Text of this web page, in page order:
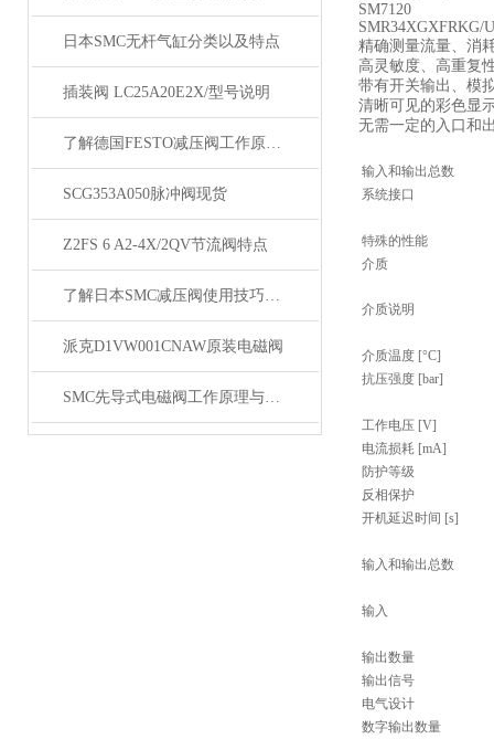
日本SMC无杆气缸分类以及特点
插装阀 LC25A20E2X/型号说明
了解德国FESTO减压阀工作原理与安装维护
SCG353A050脉冲阀现货
Z2FS 6 A2-4X/2QV节流阀特点
了解日本SMC减压阀使用技巧与安装要求
派克D1VW001CNAW原装电磁阀
SMC先导式电磁阀工作原理与保养方法概述
SM7120
SMR34XGXFRKG/
精确测量流量、消
高灵敏度、高重复
带有开关输出、模
清晰可见的彩色显
无需一定的入口和
输入和输出总数
系统接口
特殊的性能
介质
介质说明
介质温度 [°C]
抗压强度 [bar]
工作电压 [V]
电流损耗 [mA]
防护等级
反相保护
开机延迟时间 [s]
输入和输出总数
输入
输出数量
输出信号
电气设计
数字输出数量